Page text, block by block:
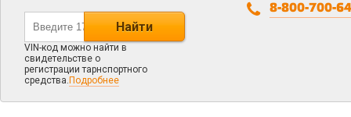
Найти
VIN-код можно найти в
свидетельстве о
регистрации тарнспортного
средства. Подробнее
8-800-700-